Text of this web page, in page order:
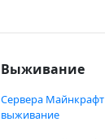
Выживание
Сервера Майнкрафт
выживание